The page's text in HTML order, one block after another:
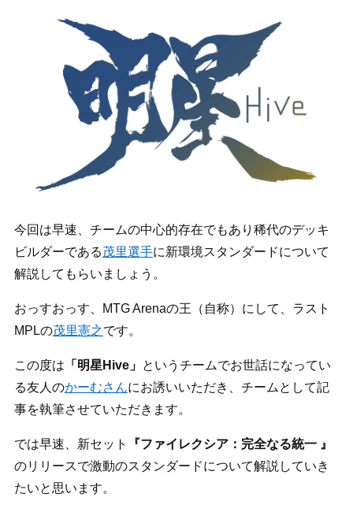
今回は早速、チームの中心的存在でもあり稀代のデッキ
ビルダーである茂里選手に新環境スタンダードについて
解説してもらいましょう。
おっすおっす、MTG Arenaの王（自称）にして、ラスト
MPLの茂里憲之です。
この度は 「明星Hive」 というチームでお世話になってい
る友人のかーむさんにお誘いいただき、チームとして記
事を執筆させていただきます。
では早速、新セット
『ファイレクシア：完全なる統一 』
のリリースで激動のスタンダードについて解説していき
たいと思います。